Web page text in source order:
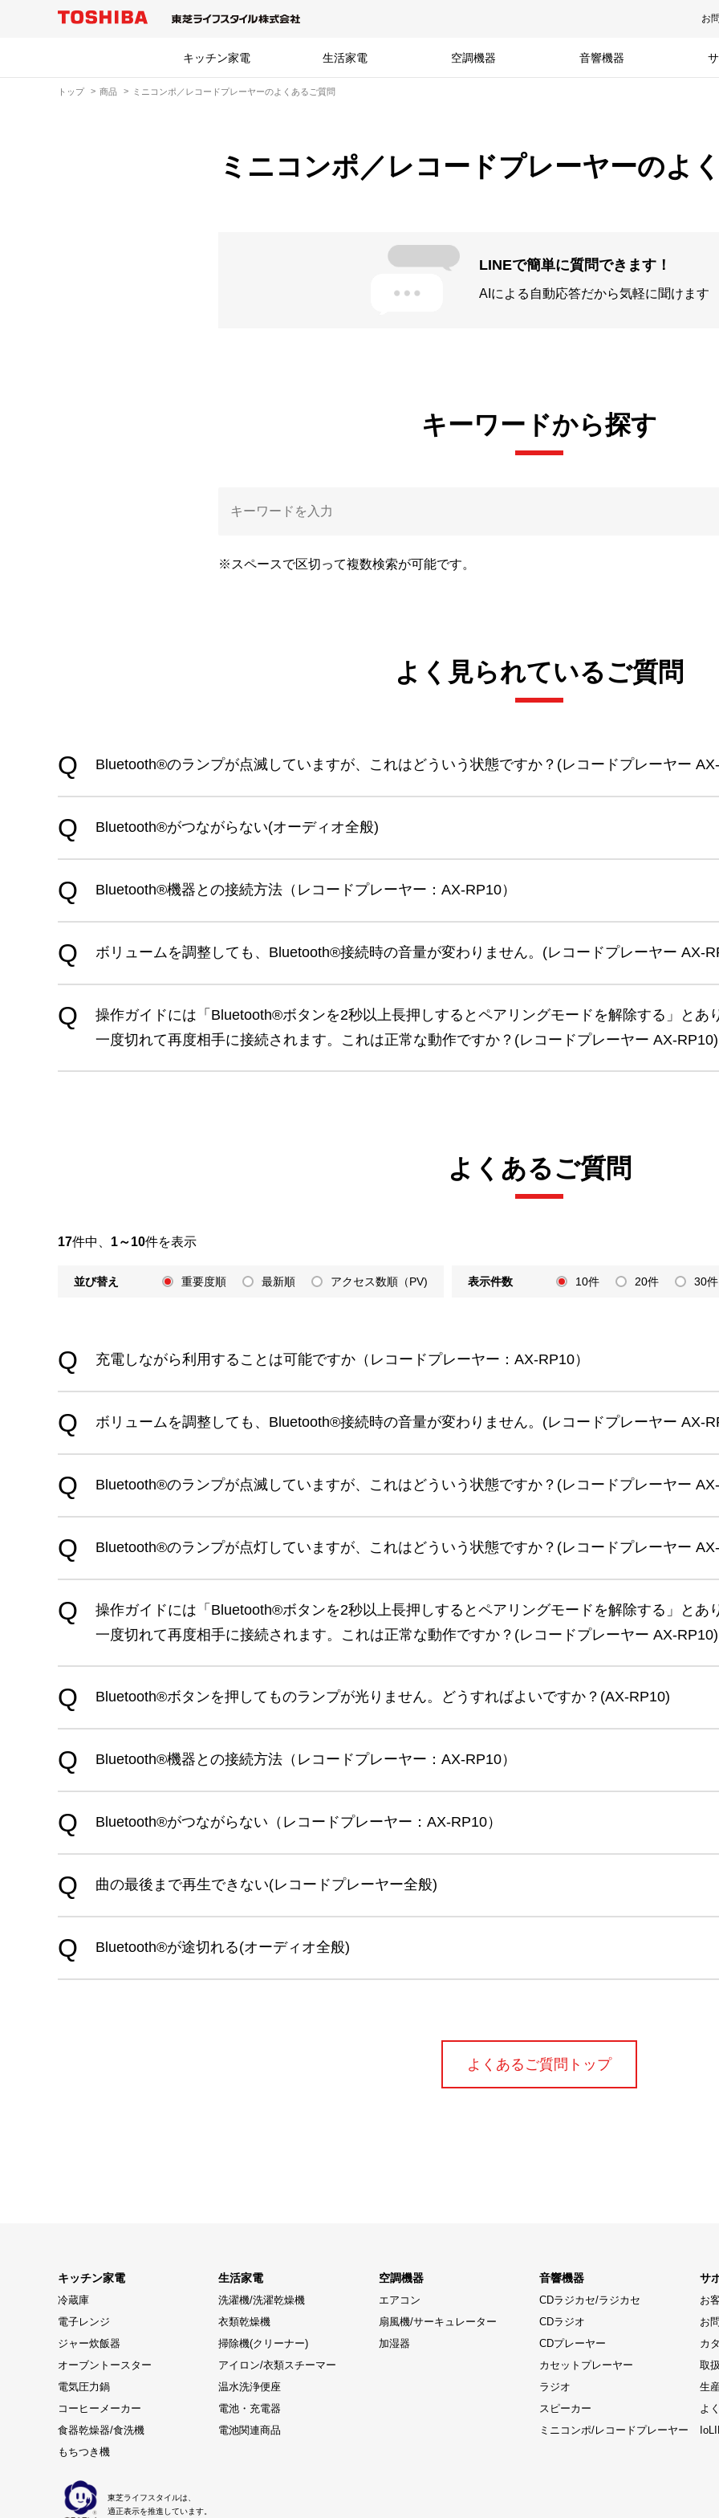
お
キッチン家電 生活家電 空調機器 音響機器
トップ 商品 ミニコンポ／レコードプレーヤーのよくあるご質問
ミニコンポ／レコードプレーヤーのよ
LINEで簡単に質問できます！
AIによる自動応答だから気軽に聞けます
キーワードから探す
※スペースで区切って複数検索が可能です。
よく見られているご質問
Bluetooth®のランプが点滅していますが、これはどういう状態ですか？(レコードプレーヤー
Bluetooth®がつながらない(オーディオ全般)
Bluetooth®機器との接続方法（レコードプレーヤー：AX-RP10）
ボリュームを調整しても、Bluetooth®接続時の音量が変わりません。(レコードプレーヤー AX-
操作ガイドには「Bluetooth®ボタンを2秒以上長押しするとペアリングモードを解除する」とあ
一度切れて再度相手に接続されます。これは正常な動作ですか？(レコードプレーヤー AX-RP10)
よくあるご質問
17件中、 1～10件を表示
並び替え 重要度順 最新順 アクセス数順（PV) 表示件数 10件 20件 30件
充電しながら利用することは可能ですか（レコードプレーヤー：AX-RP10）
ボリュームを調整しても、Bluetooth®接続時の音量が変わりません。(レコードプレーヤー AX-
Bluetooth®のランプが点滅していますが、これはどういう状態ですか？(レコードプレーヤー
Bluetooth®のランプが点灯していますが、これはどういう状態ですか？(レコードプレーヤー
操作ガイドには「Bluetooth®ボタンを2秒以上長押しするとペアリングモードを解除する」とあ
一度切れて再度相手に接続されます。これは正常な動作ですか？(レコードプレーヤー AX-RP10)
Bluetooth®ボタンを押してものランプが光りません。どうすればよいですか？(AX-RP10)
Bluetooth®機器との接続方法（レコードプレーヤー：AX-RP10）
Bluetooth®がつながらない（レコードプレーヤー：AX-RP10）
曲の最後まで再生できない(レコードプレーヤー全般)
Bluetooth®が途切れる(オーディオ全般)
よくあるご質問トップ
キッチン家電
冷蔵庫
電子レンジ
ジャー炊飯器
オーブントースター
電気圧力鍋
コーヒーメーカー
食器乾燥器/食洗機
もちつき機
生活家電
洗濯機/洗濯乾燥機
衣類乾燥機
掃除機(クリーナー)
アイロン/衣類スチーマー
温水洗浄便座
電池・充電器
電池関連商品
空調機器
エアコン
扇風機/サーキュレーター
加湿器
音響機器
CDラジカセ/ラジカセ
CDラジオ
CDプレーヤー
カセットプレーヤー
ラジオ
スピーカー
ミニコンポ/レコードプレーヤー
サ
お
お
カ
取
生
よ
東芝ライフスタイルは、
適正表示を推進しています。